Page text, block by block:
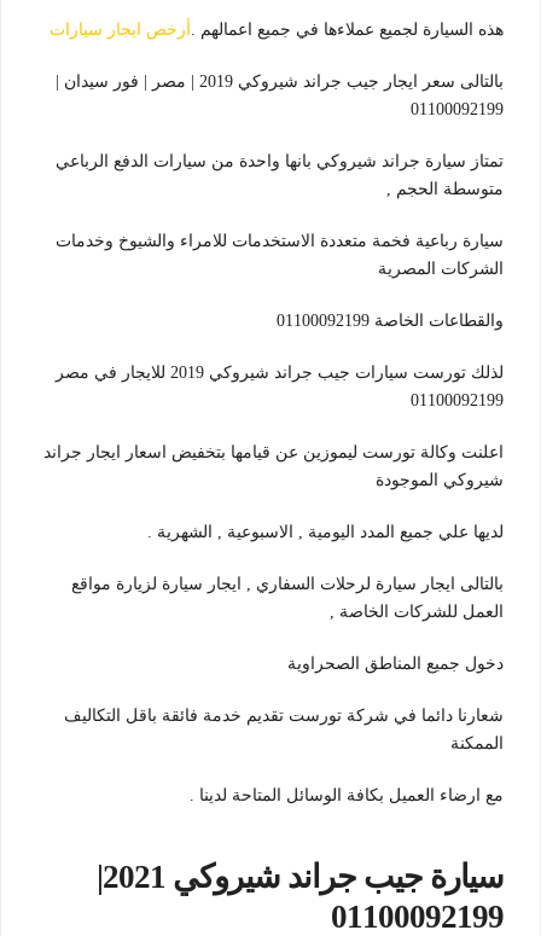
هذه السيارة لجميع عملاءها في جميع اعمالهم . أرخص ايجار سيارات
بالتالى سعر ايجار جيب جراند شيروكي 2019 | مصر | فور سيدان |
01100092199
تمتاز سيارة جراند شيروكي بانها واحدة من سيارات الدفع الرباعي
متوسطة الحجم ,
سيارة رباعية فخمة متعددة الاستخدمات للامراء والشيوخ وخدمات
الشركات المصرية
والقطاعات الخاصة 01100092199
لذلك تورست سيارات جيب جراند شيروكي 2019 للايجار في مصر
01100092199
اعلنت وكالة تورست ليموزين عن قيامها بتخفيض اسعار ايجار جراند
شيروكي الموجودة
لديها علي جميع المدد اليومية , الاسبوعية , الشهرية .
بالتالى ايجار سيارة لرحلات السفاري , ايجار سيارة لزيارة مواقع
العمل للشركات الخاصة ,
دخول جميع المناطق الصحراوية
شعارنا دائما في شركة تورست تقديم خدمة فائقة باقل التكاليف
الممكنة
مع ارضاء العميل بكافة الوسائل المتاحة لدينا .
سيارة جيب جراند شيروكي 2021|
01100092199